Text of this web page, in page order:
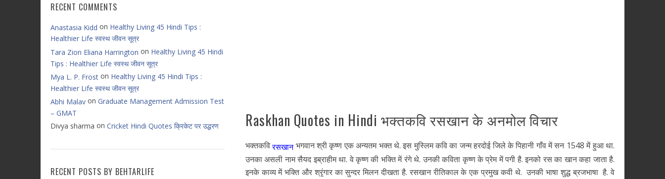
Raskhan Quotes in Hindi भक्तकवि रसखान के अनमोल विचार
भक्तकविरसखानभगवान श्री कृष्ण एक अन्यतम भक्त थे. इस मुस्लिम कवि का जन्म हरदोई जिले के पिहानी गाँव में सन 1548 में हुआ था.
उनका असली नाम सैयद इब्राहीम था. वे कृष्ण की भक्ति में रंगे थे. उनकी कविता कृष्ण के प्रेम में पगी है. इनको रस का खान कहा जाता है.
इनके काव्य में भक्ति और श्रृंगार का सुन्दर मिलन दीखता है. रसखान रीतिकाल के एक प्रमुख कवी थे. उनकी भाषा शुद्ध ब्रजभाषा है. वे
RECENT COMMENTS
Anastasia Kidd on Healthy Living 45 Hindi Tips :
Healthier Life स्वस्थ जीवन सूत्र
Tara Zion Eliana Harrington on Healthy Living 45 Hindi
Tips : Healthier Life स्वस्थ जीवन सूत्र
Mya L. P. Frost on Healthy Living 45 Hindi Tips :
Healthier Life स्वस्थ जीवन सूत्र
Abhi Malav on Graduate Management Admission Test
– GMAT
Divya sharma on Cricket Hindi Quotes क्रिकेट पर उद्धरण
RECENT POSTS BY BEHTARLIFE